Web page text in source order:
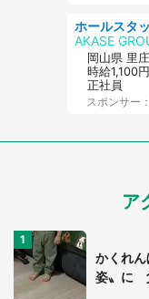
AKASE
岡山県 里
時給1,100
正社員
スポンサー
ア
かくれ
姿〟に